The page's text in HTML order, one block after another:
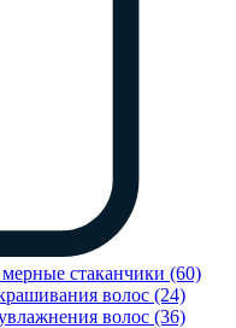
стаканчики (60)
волос (24)
волос (36)